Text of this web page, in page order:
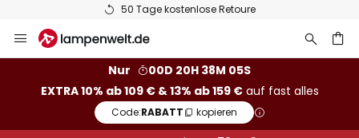
50 Tage kostenlose Retoure
Inhalt
Nur
00D 20H 38M 04S
EXTRA 10% ab 109 € & 13% ab 159 €auf fast alles
Code:RABATT kopieren